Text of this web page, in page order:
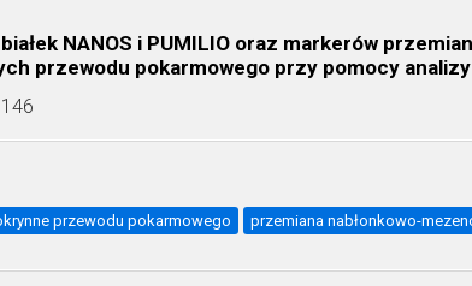
NANOS i PUMILIO oraz markerów
przewodu pokarmowego przy pomocy
przewodu pokarmowego przemiana nabłonkowo-